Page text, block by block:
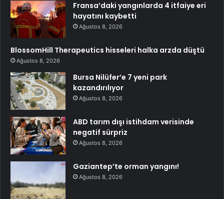
Fransa’daki yangınlarda 4 itfaiye eri
hayatını kaybetti
Ağustos 8, 2026
BlossomHill Therapeutics hisseleri halka arzda düştü
Ağustos 8, 2026
Bursa Nilüfer’e 7 yeni park
kazandırılıyor
Ağustos 8, 2026
ABD tarım dışı istihdam verisinde
negatif sürpriz
Ağustos 8, 2026
Gaziantep’te orman yangını!
Ağustos 8, 2026